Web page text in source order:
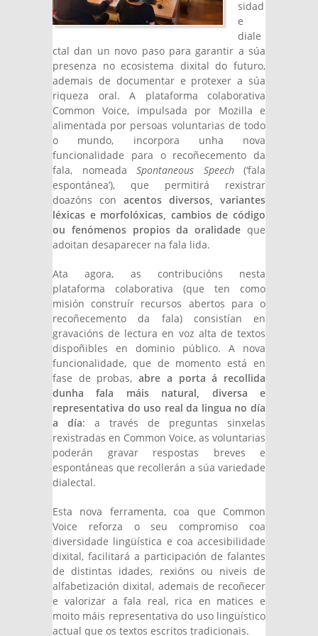
sidad
e
diale
ctal dan un novo paso para garantir a súa
presenza no ecosistema dixital do futuro,
ademais de documentar e protexer a súa
riqueza oral. A plataforma colaborativa
Common Voice, impulsada por Mozilla e
alimentada por persoas voluntarias de todo
o mundo, incorpora unha nova
funcionalidade para o recoñecemento da
fala, nomeada Spontaneous Speech(‘fala
espontánea’), que permitirá rexistrar
doazóns con acentos diversos, variantes
léxicas e morfolóxicas, cambios de código
ou fenómenos propios da oralidade que
adoitan desaparecer na fala lida.
Ata agora, as contribucións nesta
plataforma colaborativa (que ten como
misión construír recursos abertos para o
recoñecemento da fala) consistían en
gravacións de lectura en voz alta de textos
dispoñibles en dominio público. A nova
funcionalidade, que de momento está en
fase de probas,abre a porta á recollida
dunha fala máis natural, diversa e
representativa do uso real da lingua no día
a día: a través de preguntas sinxelas
rexistradas en Common Voice, as voluntarias
poderán gravar respostas breves e
espontáneas que recollerán a súa variedade
dialectal.
Esta nova ferramenta, coa que Common
Voice reforza o seu compromiso coa
diversidade lingüística e coa accesibilidade
dixital, facilitará a participación de falantes
de distintas idades, rexións ou niveis de
alfabetización dixital, ademais de recoñecer
e valorizar a fala real, rica en matices e
moito máis representativa do uso lingüístico
actual que os textos escritos tradicionais.